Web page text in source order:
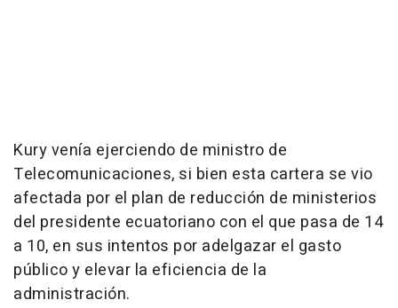
Kury venía ejerciendo de ministro de
Telecomunicaciones, si bien esta cartera se vio
afectada por el plan de reducción de ministerios
del presidente ecuatoriano con el que pasa de 14
a 10, en sus intentos por adelgazar el gasto
público y elevar la eficiencia de la
administración.